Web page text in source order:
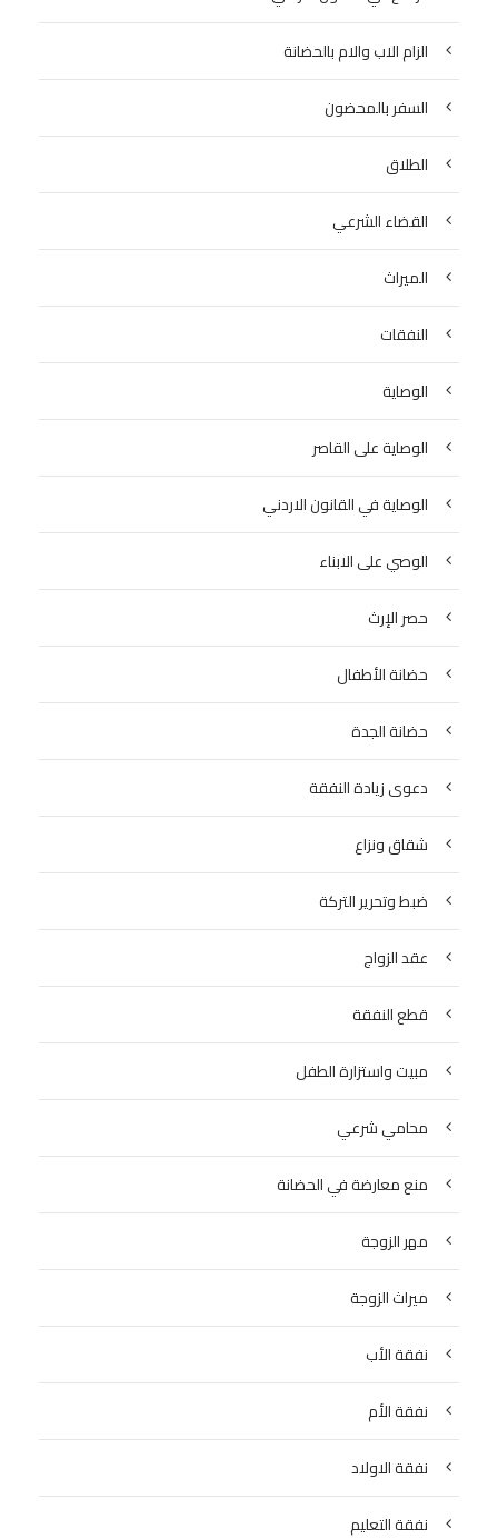
الزام الاب والام بالحضانة
السفر بالمحضون
الطلاق
القضاء الشرعي
الميراث
النفقات
الوصاية
الوصاية على القاصر
الوصاية في القانون الاردني
الوصي على الابناء
حصر الإرث
حضانة الأطفال
حضانة الجدة
دعوى زيادة النفقة
شقاق ونزاع
ضبط وتحرير التركة
عقد الزواج
قطع النفقة
مبيت واستزارة الطفل
محامي شرعي
منع معارضة في الحضانة
مهر الزوجة
ميراث الزوجة
نفقة الأب
نفقة الأم
نفقة الاولاد
نفقة التعليم